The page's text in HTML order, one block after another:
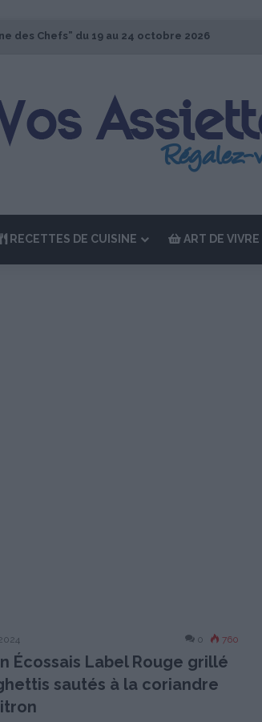
des Chefs” du 19 au 24 octobre 2026
RECETTES DE CUISINE ART DE VIVRE
0 760
Écossais Label Rouge grillé
sautés à la coriandre